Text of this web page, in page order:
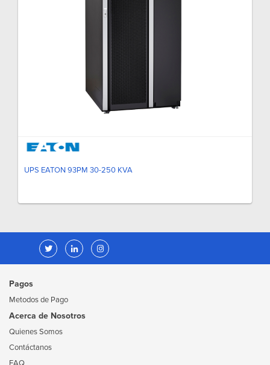
UPS EATON 93PM 30-250 KVA
Pagos
Metodos de Pago
Acerca de Nosotros
Quienes Somos
Contáctanos